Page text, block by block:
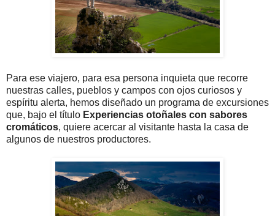
Para ese viajero, para esa persona inquieta que recorre
nuestras calles, pueblos y campos con ojos curiosos y
espíritu alerta, hemos diseñado un programa de excursiones
que, bajo el título Experiencias otoñales con sabores
cromáticos, quiere acercar al visitante hasta la casa de
algunos de nuestros productores.